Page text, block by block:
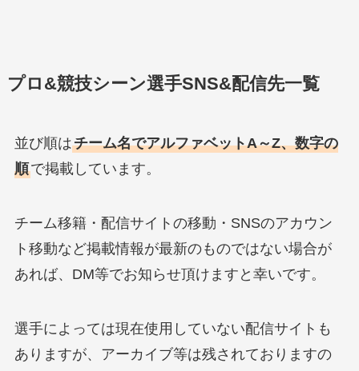
プロ&競技シーン選手SNS&配信先一覧
並び順はチーム名でアルファベットA～Z、数字の
順で掲載しています。
チーム移籍・配信サイトの移動・SNSのアカウン
ト移動など掲載情報が最新のものではない場合が
あれば、DM等でお知らせ頂けますと幸いです。
選手によっては現在使用していない配信サイトも
ありますが、アーカイブ等は残されておりますの